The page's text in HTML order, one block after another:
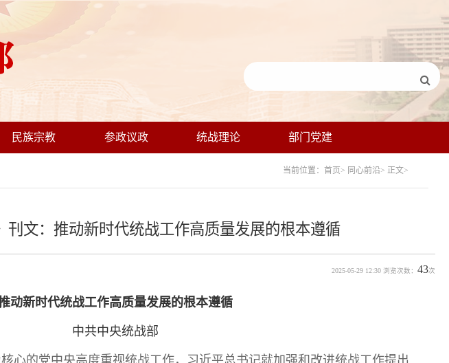
民族宗教 参政议政 统战理论 部门党建
当前位置：首页> 同心前沿> 正文>
刊文：推动新时代统战工作高质量发展的根本遵循
2025-05-29 12:30 浏览次数： 43次
动新时代统战工作高质量发展的根本遵循
中共中央统战部